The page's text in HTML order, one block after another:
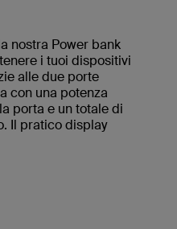
nostra Power bank
i tuoi dispositivi
alle due porte
con una potenza
porta e un totale di
Il pratico display